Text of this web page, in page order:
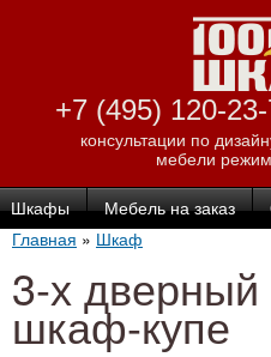
Перейти к
+7 (495) 120-
консультации по
мебели
Шкафы Мебель на заказ
Главная » Шкаф
3-х
шкаф-купе